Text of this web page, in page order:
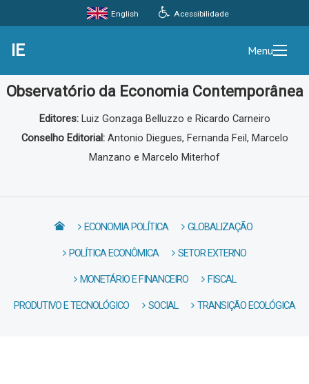
Acessibilidade
English
IE Menu
Observatório da Economia Contemporânea
Editores: Luiz Gonzaga Belluzzo e Ricardo Carneiro
Conselho Editorial: Antonio Diegues, Fernanda Feil, Marcelo
Manzano e Marcelo Miterhof
ECONOMIA POLÍTICA GLOBALIZAÇÃO
POLÍTICA ECONÔMICA SETOR EXTERNO
MONETÁRIO E FINANCEIRO FISCAL
PRODUTIVO E TECNOLÓGICO SOCIAL TRANSIÇÃO ECOLÓGICA